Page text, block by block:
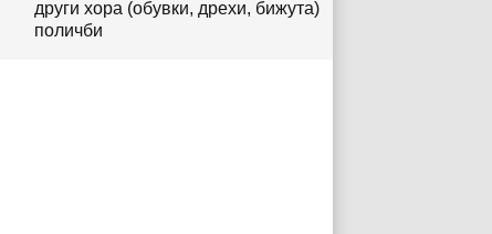
други хора (обувки, дрехи, бижута)
поличби